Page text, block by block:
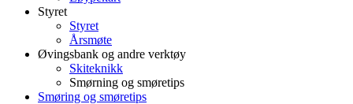
Styret
Styret
Årsmøte
Øvingsbank og andre verktøy
Skiteknikk
Smørning og smøretips
Smøring og smøretips